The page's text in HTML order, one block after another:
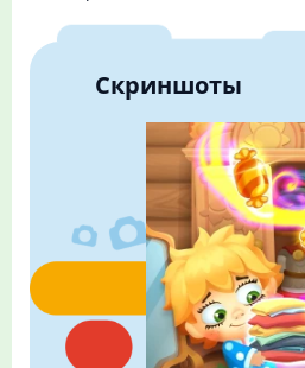
Скриншоты